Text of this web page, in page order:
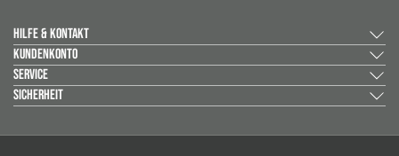
HILFE & KONTAKT
KUNDENKONTO
SERVICE
SICHERHEIT